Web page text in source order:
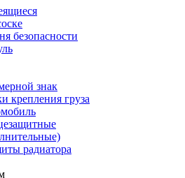
безопасности
знак
крепления груза
радиатора